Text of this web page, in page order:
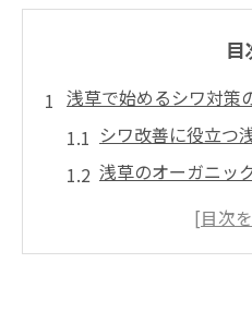
目
浅草で始めるシワ対策
シワ改善に役立つ
浅草のオーガニッ